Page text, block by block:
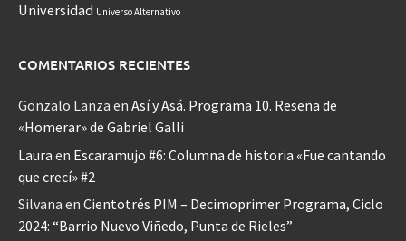
Universidad Universo Alternativo
COMENTARIOS RECIENTES
Gonzalo Lanza en Así y Asá. Programa 10. Reseña de
«Homerar» de Gabriel Galli
Laura en Escaramujo #6: Columna de historia «Fue cantando
que crecí» #2
Silvana en Cientotrés PIM – Decimoprimer Programa, Ciclo
2024: “Barrio Nuevo Viñedo, Punta de Rieles”